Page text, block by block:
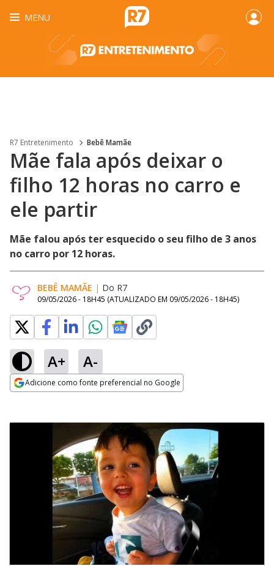
MENU
R7 Entretenimento Bebê Mamãe
Mãe fala após deixar o
filho 12 horas no carro e
ele partir
Mãe falou após ter esquecido o seu filho de 3 anos
no carro por 12 horas.
BEBÊ MAMÃE | Do R7
09/05/2026 - 18H45 (ATUALIZADO EM 09/05/2026 - 18H45)
A+ A-
Adicione como fonte preferencial no Google